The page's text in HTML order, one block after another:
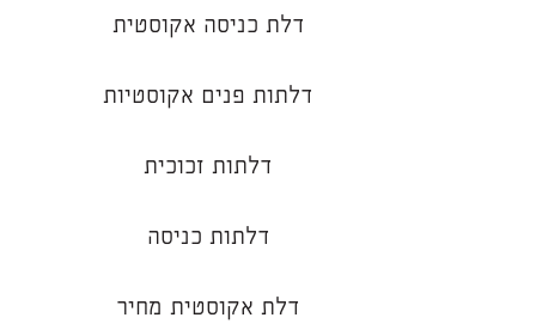
דלת כניסה אקוסטית
דלתות פנים אקוסטיות
דלתות זכוכית
דלתות כניסה
דלת אקוסטית מחיר